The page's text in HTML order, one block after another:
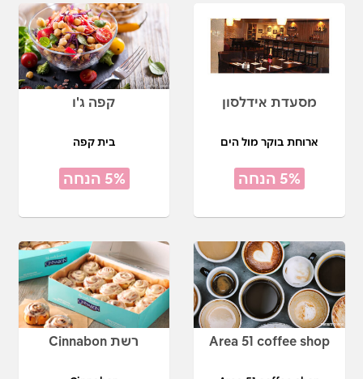
מסעדת אידלסון
ארוחת בוקר מול הים
5% הנחה
קפה ג'ו
בית קפה
5% הנחה
Area 51 coffee shop רשת Cinnabon